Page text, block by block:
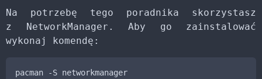
Na potrzebę tego poradnika skorzystasz
z NetworkManager. Aby go zainstalować
wykonaj komendę:
pacman -S networkmanager